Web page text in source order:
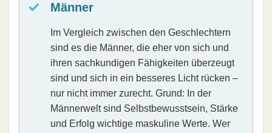
Männer
Im Vergleich zwischen den Geschlechtern
sind es die Männer, die eher von sich und
ihren sachkundigen Fähigkeiten überzeugt
sind und sich in ein besseres Licht rücken –
nur nicht immer zurecht. Grund: In der
Männerwelt sind Selbstbewusstsein, Stärke
und Erfolg wichtige maskuline Werte. Wer